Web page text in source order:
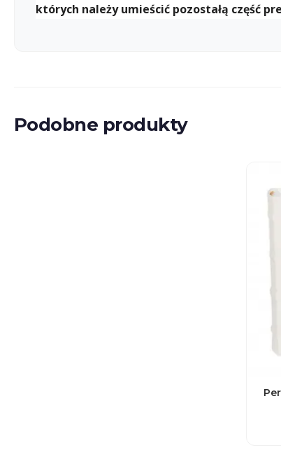
których należy umieścić pozostałą część
Podobne produkty